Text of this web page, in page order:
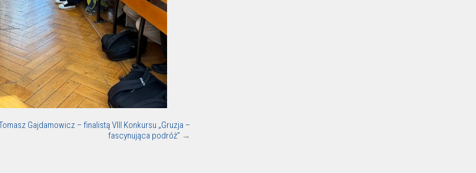
Gajdamowicz – finalistą VIII Konkursu „Gruzja –
fascynująca podróż” →